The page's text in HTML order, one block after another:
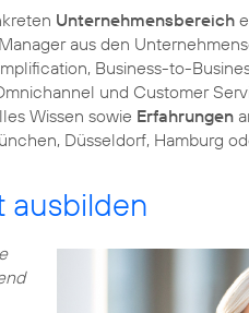
Unternehmensbereich
aus den
Business-to-
und Customer
Wissen sowie Erfahrungen
Düsseldorf, Hamburg
ausbilden